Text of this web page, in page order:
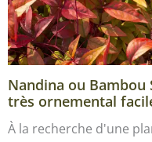
Nandina ou
très ornemental
À la recherche d'une